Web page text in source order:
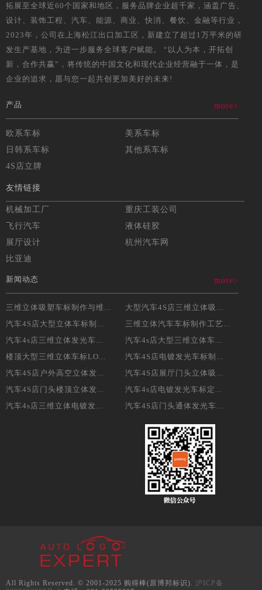
拓展至全球近60个国家和地区，服务品牌企业超千家，涵盖广告、
设计、装饰工程、汽车、能源、商业、快消、餐饮、金融等行业，
2023年，公司在上海松江出口加工区，新建立了超过1万平米的研
发生产基地，为进一步服务全球客户赋能。 “以人为本，开拓创
新，合作共赢”，将传统的中国文化和现代企业经营融于一体，是
企业的追求，愿与您一起共创更加美好的未来!
产品 more>
欧系车标
美系车标
日韩系车标
其他系车标
4S店立牌
友情链接
机械加工厂
重庆工装公司
飞行汽车
液体硅胶
展厅设计
杭州汽车网
比亚迪
新闻动态 more>
三维立体吸塑车标制作与维...
大型汽车4S店三维立体吸...
汽车4S店大型立体车标制...
三维立体汽车车标制作工艺...
汽车4s店三维立体发光车...
汽车4s店大型三维立体车...
楼顶大型三维立体车标LO...
汽车4S店电镀发光车标制...
汽车4S店户外高空立体发...
汽车4S店展厅门头立体吸...
汽车4S店门头楼顶立体发...
汽车4s店电镀发光车标定...
汽车4s店三维立体电镀发...
汽车4S店门头通体发光车...
All Rights Reserved. © 2001-2025 购得棒(原博邦标识). 沪ICP备